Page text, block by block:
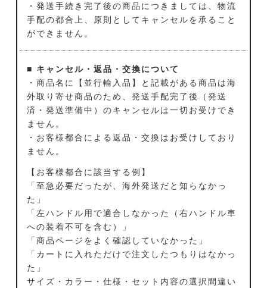
・発送手続き完了後の商品につきましては、物流
手配の都合上、原則としてキャンセルを承ること
ができません。
■ キャンセル・返品・交換について
・商品名に【並行輸入品】と記載がある商品は海
外取り寄せ商品のため、発送手配完了後（発送
済・発送準備中）のキャンセルは一切お受けでき
ません。
・お客様都合による返品・交換はお受けしており
ません。
【お客様都合に該当する例】
「至急必要だったが、海外発送だと知らなかっ
た」
「左ハンドル用で適合しなかった（右ハンドル車
への装着不可を含む）」
「商品ページをよく確認していなかった」
「カートに入れただけで注文したつもりはなかっ
た」
サイズ・カラー・仕様・セット内容の選択間違い